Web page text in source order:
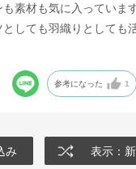
素材も気に入っていま
しても羽織りとしても
参考になった 1
み 表示：